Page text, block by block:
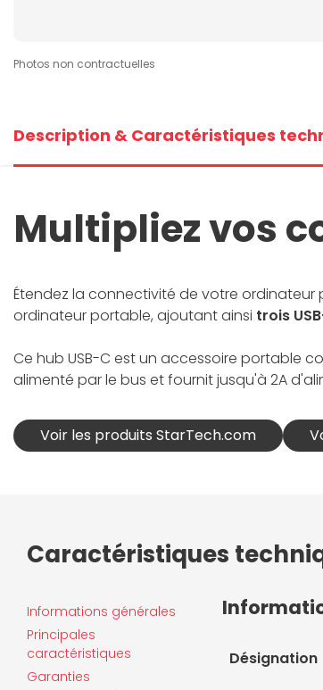
Photos non contractuelles
Description & Caractéristiques
Multipliez vos
Étendez la connectivité de votre ordinateur
ordinateur portable, ajoutant ainsi trois
Ce hub USB-C est un accessoire portable
alimenté par le bus et fournit jusqu'à 2A
Voir les produits StarTech.com
Caractéristiques
Informations générales
Principales
caractéristiques
Garanties
Désignation